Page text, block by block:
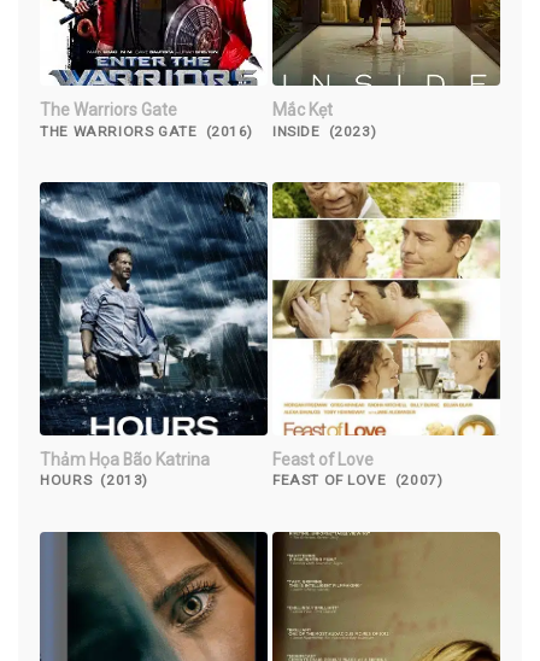
The Warriors Gate
THE WARRIORS GATE (2016)
Mắc Kẹt
INSIDE (2023)
Thảm Họa Bão Katrina
HOURS (2013)
Feast of Love
FEAST OF LOVE (2007)